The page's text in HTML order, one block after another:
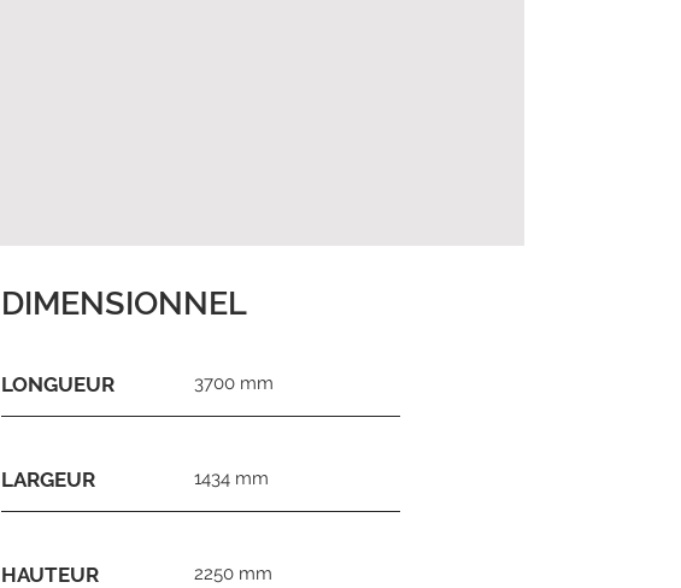
DIMENSIONNEL
LONGUEUR 3700 mm
LARGEUR 1434 mm
HAUTEUR 2250 mm